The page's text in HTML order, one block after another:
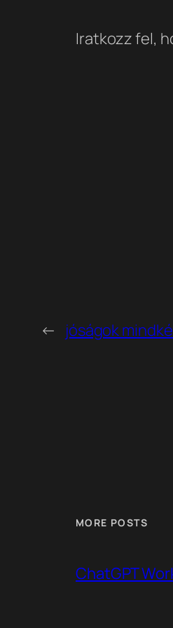
Iratkozz fel,
← jóságok
MORE POSTS
ChatGPT